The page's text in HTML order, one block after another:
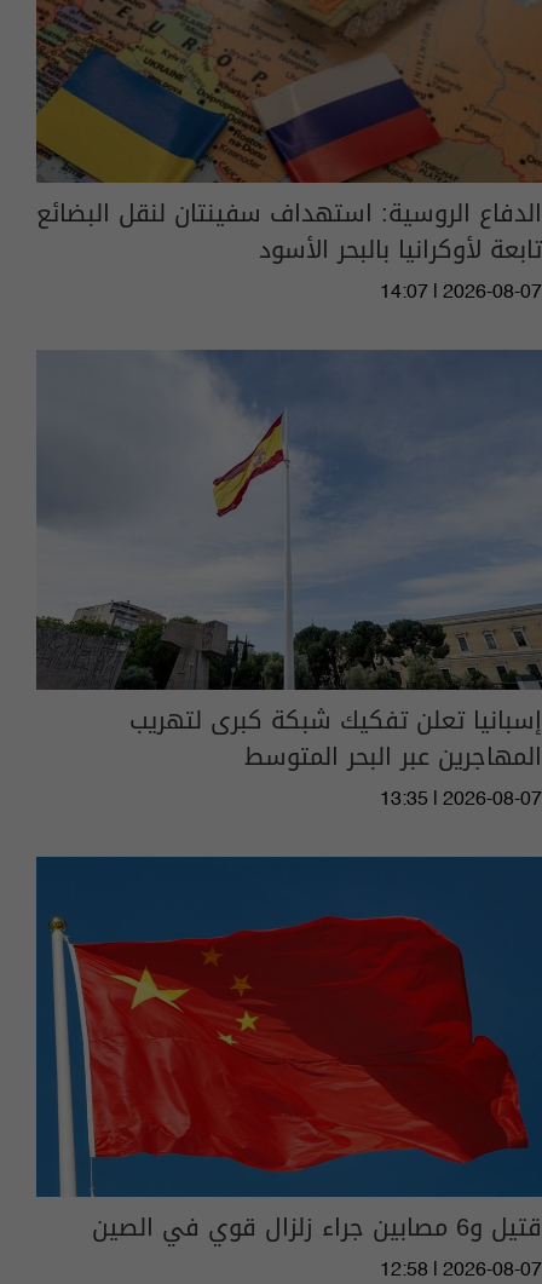
الدفاع الروسية: استهداف سفينتان لنقل البضائع
تابعة لأوكرانيا بالبحر الأسود
14:07 | 2026-08-07
إسبانيا تعلن تفكيك شبكة كبرى لتهريب
المهاجرين عبر البحر المتوسط
13:35 | 2026-08-07
قتيل و6 مصابين جراء زلزال قوي في الصين
12:58 | 2026-08-07